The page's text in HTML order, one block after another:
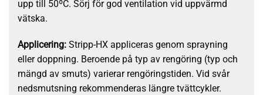
upp till 50ºC. Sörj för god ventilation vid uppvärmd
vätska.
Applicering: Stripp-HX appliceras genom sprayning
eller doppning. Beroende på typ av rengöring (typ och
mängd av smuts) varierar rengöringstiden. Vid svår
nedsmutsning rekommenderas längre tvättcykler.